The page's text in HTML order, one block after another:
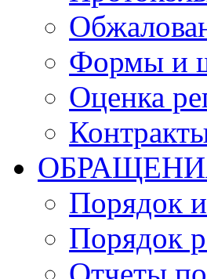
Формы и
Оценка
Порядок
Порядок